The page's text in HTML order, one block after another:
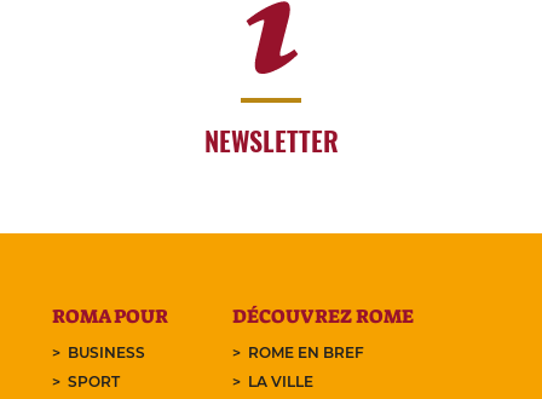
NEWSLETTER
ROMA POUR
BUSINESS
SPORT
DÉCOUVREZ ROME
ROME EN BREF
LA VILLE